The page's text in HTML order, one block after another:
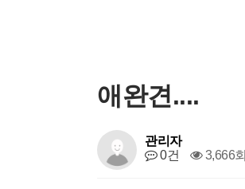
애완견....
관리자
0건
3,666회